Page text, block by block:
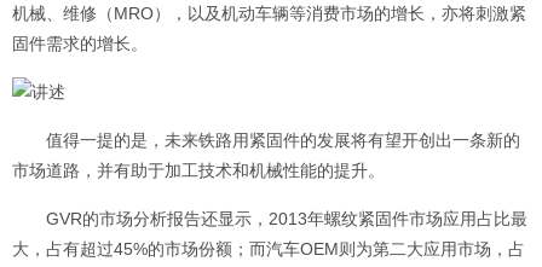
机械、维修（MRO），以及机动车辆等消费市场的增长，亦将刺激紧
固件需求的增长。
值得一提的是，未来铁路用紧固件的发展将有望开创出一条新的
市场道路，并有助于加工技术和机械性能的提升。
GVR的市场分析报告还显示，2013年螺纹紧固件市场应用占比最
大，占有超过45%的市场份额；而汽车OEM则为第二大应用市场，占